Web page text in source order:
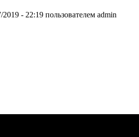
- 22:19 пользователем admin